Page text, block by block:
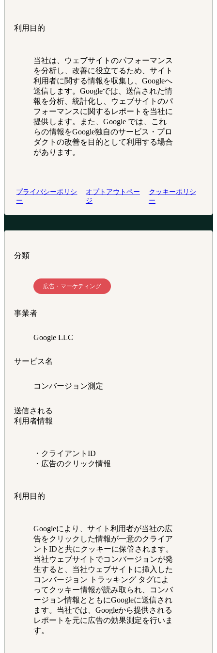
利用目的
当社は、ウェブサイトのパフォーマンス
を分析し、改善に役立てるため、サイト
利用者に関する情報を収集し、Googleへ
送信します。Googleでは、送信された情
報を分析、統計化し、ウェブサイトのパ
フォーマンスに関するレポートを当社に
提供します。また、Google では、これ
らの情報をGoogle独自のサービス・プロ
ダクトの改善を目的として利用する場合
があります。
プライバシーポリシ
ー
オプトアウトペー
ジ
クッキーポリシ
ー
分類
広告・マーケティング
事業者
Google LLC
サービス名
コンバージョン測定
送信される
利用者情報
・クライアントID
・広告のクリック情報
利用目的
Googleにより、サイト利用者が当社の広
告をクリックした情報が一意のクライア
ントIDと共にクッキーに保管されます。
当社ウェブサイトでコンバージョンが発
生すると、当社ウェブサイトに挿入した
コンバージョン トラッキング タグによ
ってクッキー情報が読み取られ、コンバ
ージョン情報とともにGoogleに送信され
ます。当社では、Googleから提供される
レポートを元に広告の効果測定を行いま
す。